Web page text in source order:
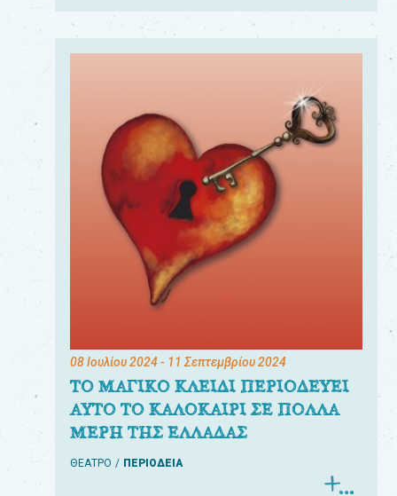
08 Ιουλίου 2024- 11 Σεπτεμβρίου 2024
ΤΟ ΜΑΓΙΚΟ ΚΛΕΙΔΙ ΠΕΡΙΟΔΕΥΕΙ
ΑΥΤΟ ΤΟ ΚΑΛΟΚΑΙΡΙ ΣΕ ΠΟΛΛΑ
ΜΕΡΗ ΤΗΣ ΕΛΛΑΔΑΣ
ΘΕΑΤΡΟ ΠΕΡΙΟΔΕΙΑ